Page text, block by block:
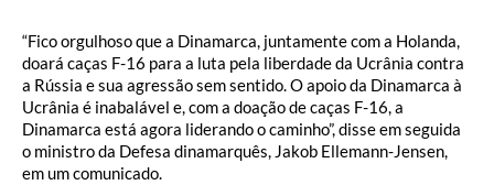
“Fico orgulhoso que a Dinamarca, juntamente com a Holanda,
doará caças F-16 para a luta pela liberdade da Ucrânia contra
a Rússia e sua agressão sem sentido. O apoio da Dinamarca à
Ucrânia é inabalável e, com a doação de caças F-16, a
Dinamarca está agora liderando o caminho”, disse em seguida
o ministro da Defesa dinamarquês, Jakob Ellemann-Jensen,
em um comunicado.